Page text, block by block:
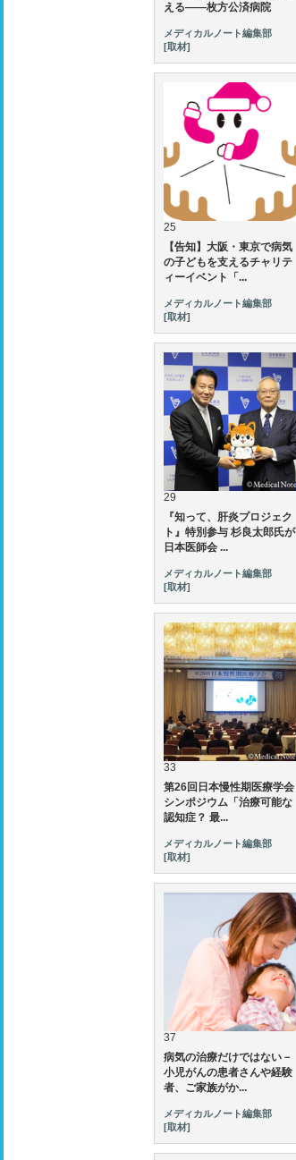
える――枚方公済病院
メディカルノート編集部
[取材]
25
【告知】大阪・東京で病気
の子どもを支えるチャリテ
ィーイベント「...
メディカルノート編集部
[取材]
29
『知って、肝炎プロジェク
ト』特別参与 杉良太郎氏が
日本医師会 ...
メディカルノート編集部
[取材]
33
第26回日本慢性期医療学会
シンポジウム「治療可能な
認知症？ 最...
メディカルノート編集部
[取材]
37
病気の治療だけではない－
小児がんの患者さんや経験
者、ご家族がか...
メディカルノート編集部
[取材]